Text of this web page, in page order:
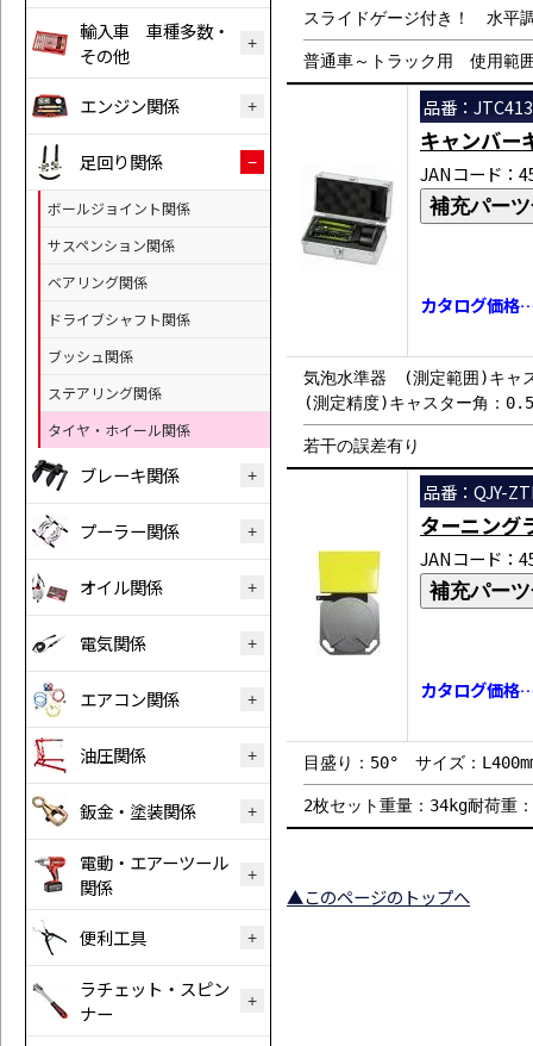
輸入車 車種多数・
その他
エンジン関係
足回り関係
ボールジョイント関係
サスペンション関係
ベアリング関係
ドライブシャフト関係
ブッシュ関係
ステアリング関係
タイヤ・ホイール関係
ブレーキ関係
プーラー関係
オイル関係
電気関係
エアコン関係
油圧関係
鈑金・塗装関係
電動・エアーツール
関係
便利工具
ラチェット・スピン
ナー
スライドゲージ付き！ 水平
普通車～トラック用 使用範
品番：
キャンバー
JANコード：
補充パー
カタログ価格
気泡水準器 (測定範囲)キャ
(測定精度)キャスター角：
若干の誤差有り
品番：QJY-
ターニング
JANコード：
補充パー
カタログ価格
目盛り：50° サイズ：
2枚セット重量：34kg耐荷重
▲このページのトップへ